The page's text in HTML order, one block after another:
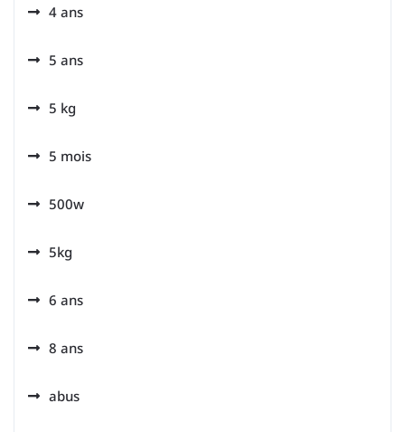
4 ans
5 ans
5 kg
5 mois
500w
5kg
6 ans
8 ans
abus